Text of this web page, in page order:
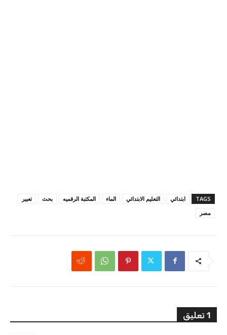
TAGS ابتدائي التعليم الابتدائي الماء المكتبة الرقميه بحث
تعبير
مصر
1 تعليق